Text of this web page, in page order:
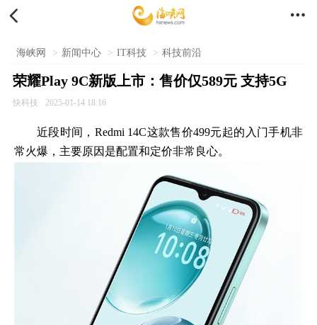
 
海峡网 > 新闻中心 > IT科技 > 科技前沿
荣耀Play 9C新版上市：售价仅589元 支持5G
快科技 2025-01-14 18:16
近段时间，Redmi 14C这款售价499元起的入门手机非
常火爆，主要原因是配置和定价非常良心。